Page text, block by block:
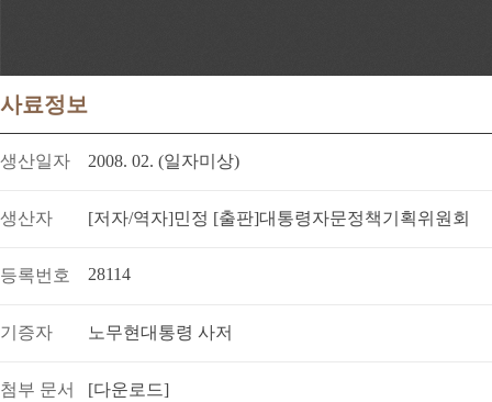
사료정보
생산일자 2008. 02. (일자미상)
생산자 [저자/역자]민정 [출판]대통령자문정책기획위원회
등록번호 28114
기증자 노무현대통령 사저
첨부 문서 [다운로드]